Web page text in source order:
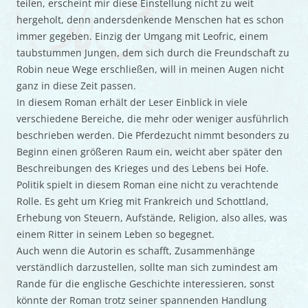
teilen, erscheint mir diese Einstellung nicht zu weit
hergeholt, denn andersdenkende Menschen hat es schon
immer gegeben. Einzig der Umgang mit Leofric, einem
taubstummen Jungen, dem sich durch die Freundschaft zu
Robin neue Wege erschließen, will in meinen Augen nicht
ganz in diese Zeit passen.
In diesem Roman erhält der Leser Einblick in viele
verschiedene Bereiche, die mehr oder weniger ausführlich
beschrieben werden. Die Pferdezucht nimmt besonders zu
Beginn einen größeren Raum ein, weicht aber später den
Beschreibungen des Krieges und des Lebens bei Hofe.
Politik spielt in diesem Roman eine nicht zu verachtende
Rolle. Es geht um Krieg mit Frankreich und Schottland,
Erhebung von Steuern, Aufstände, Religion, also alles, was
einem Ritter in seinem Leben so begegnet.
Auch wenn die Autorin es schafft, Zusammenhänge
verständlich darzustellen, sollte man sich zumindest am
Rande für die englische Geschichte interessieren, sonst
könnte der Roman trotz seiner spannenden Handlung